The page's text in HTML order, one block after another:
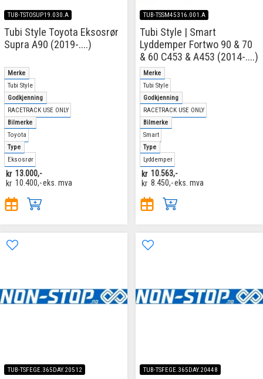
TUB-TSTOSUP19.030.A
Tubi Style Toyota Eksosrør
Supra A90 (2019-....)
Merke
Tubi Style
Godkjenning
RACETRACK USE ONLY
Bilmerke
Toyota
Type
Eksosrør
kr 13.000,-
kr 10.400,-eks. mva
TUB-TSSM45316.001.A
Tubi Style | Smart
Lyddemper Fortwo 90 & 70
& 60 C453 & A453 (2014-....)
Merke
Tubi Style
Godkjenning
RACETRACK USE ONLY
Bilmerke
Smart
Type
Lyddemper
kr 10.563,-
kr 8.450,-eks. mva
TUB-TSFEGE.365DAY.20512 TUB-TSFEGE.365DAY.20448